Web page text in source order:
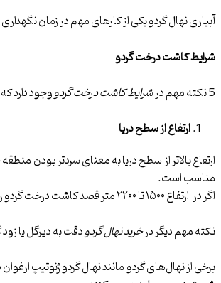
آبیاری نهال گردو یکی از کارهای مهم در زمان
شرایط کاشت درخت گردو
5 نکته مهم در
شرایط کاشت درخت گردووجود دارد
ارتفاع از سطح دریا
ارتفاع بالاتر از سطح دریا به معنای سردتر بودن
مناسب است.
اگر در ارتفاع ۱۵۰۰ تا ۲۲۰۰ متر قصد کاشت درخت گردو را دارید،
نکته مهم دیگر درخرید نهال گردودقت به دیرگل یا
برخی از نهال‌های گردو مانند نهال گردو ژنوتیپ